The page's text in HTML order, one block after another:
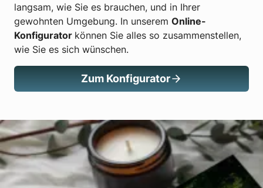
langsam, wie Sie es brauchen, und in Ihrer
gewohnten Umgebung. In unserem Online-
Konfigurator können Sie alles so zusammenstellen,
wie Sie es sich wünschen.
Zum Konfigurator